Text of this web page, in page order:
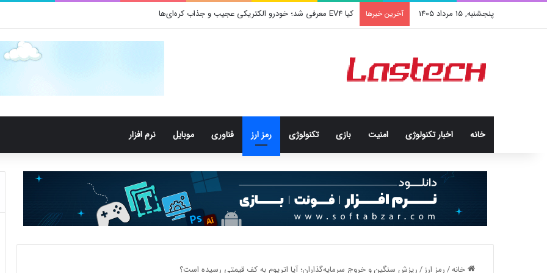
پنجشنبه, 15 مرداد 1405 آخرین خبرها کیا EV4 معرفی شد؛ خودرو الکتریکی عجیب و جذاب کره‌ای‌ها
خانه اخبار تکنولوژی امنيت بازی تکنولوژی رمز ارز فناوری موبایل نرم افزار
خانه/رمز ارز/ریزش سنگین و خروج سرمایه‌گذاران؛ آیا اتریوم به کف قیمتی رسیده است؟